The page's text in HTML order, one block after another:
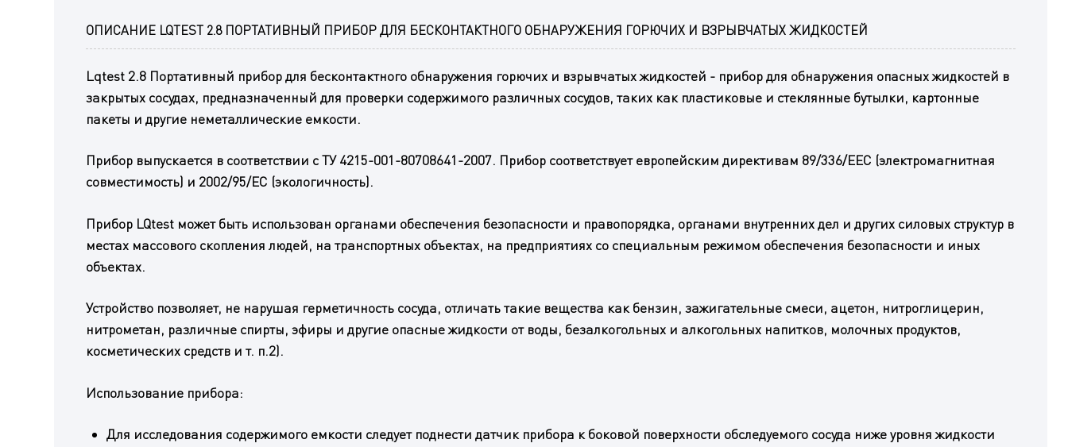
ОПИСАНИЕ LQTEST 2.8 ПОРТАТИВНЫЙ ПРИБОР ДЛЯ БЕСКОНТАКТНОГО ОБНАРУЖЕНИЯ ГОРЮЧИХ И ВЗРЫВЧАТЫХ ЖИДКОСТЕЙ
Lqtest 2.8 Портативный прибор для бесконтактного обнаружения горючих и взрывчатых жидкостей - прибор для обнаружения опасных жидкостей в
закрытых сосудах, предназначенный для проверки содержимого различных сосудов, таких как пластиковые и стеклянные бутылки, картонные
пакеты и другие неметаллические емкости.
Прибор выпускается в соответствии с ТУ 4215-001-80708641-2007. Прибор соответствует европейским директивам 89/336/EEC (электромагнитная
совместимость) и 2002/95/EC (экологичность).
Прибор LQtest может быть использован органами обеспечения безопасности и правопорядка, органами внутренних дел и других силовых структур в
местах массового скопления людей, на транспортных объектах, на предприятиях со специальным режимом обеспечения безопасности и иных
объектах.
Устройство позволяет, не нарушая герметичность сосуда, отличать такие вещества как бензин, зажигательные смеси, ацетон, нитроглицерин,
нитрометан, различные спирты, эфиры и другие опасные жидкости от воды, безалкогольных и алкогольных напитков, молочных продуктов,
косметических средств и т. п.2).
Использование прибора:
Для исследования содержимого емкости следует поднести датчик прибора к боковой поверхности обследуемого сосуда ниже уровня жидкости